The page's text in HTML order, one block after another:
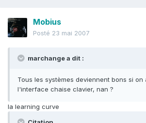
Mobius
Posté 23 mai 2007
marchange a dit :
Tous les systèmes deviennent bons si on
l'interface chaise clavier, nan ?
la learning curve